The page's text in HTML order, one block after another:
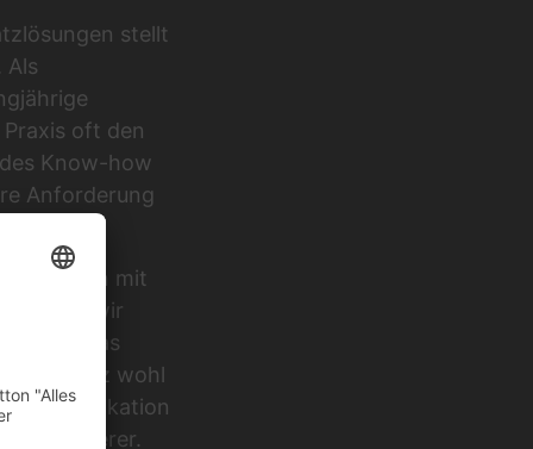
stellt
Als
oft den
Know-how
Anforderung
mit
legen wir
Auch das
wohl
Identifikation
sicherer.